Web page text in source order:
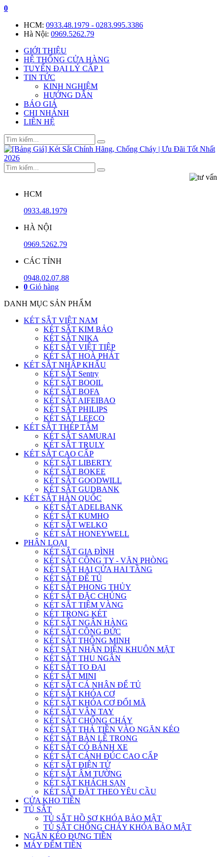
0
HCM: 0933.48.1979 - 0283.995.3386
Hà Nội: 0969.5262.79
GIỚI THIỆU
HỆ THỐNG CỬA HÀNG
TUYỂN ĐẠI LÝ CẤP 1
TIN TỨC
KINH NGHIỆM
HƯỚNG DẪN
BÁO GIÁ
CHI NHÁNH
LIÊN HỆ
HCM
0933.48.1979
HÀ NỘI
0969.5262.79
CÁC TỈNH
0948.02.07.88
0 Giỏ hàng
DANH MỤC SẢN PHẨM
KÉT SẮT VIỆT NAM
KÉT SẮT KIM BẢO
KÉT SẮT NIKA
KÉT SẮT VIỆT TIỆP
KÉT SẮT HOÀ PHÁT
KÉT SẮT NHẬP KHẨU
KÉT SẮT Sentry
KÉT SẮT BOOIL
KÉT SẮT BOFA
KÉT SẮT AIFEIBAO
KÉT SẮT PHILIPS
KÉT SẮT LEECO
KÉT SẮT THÉP TẤM
KÉT SẮT SAMURAI
KÉT SẮT TRULY
KÉT SẮT CAO CẤP
KÉT SẮT LIBERTY
KÉT SẮT BOKEE
KÉT SẮT GOODWILL
KÉT SẮT GUDBANK
KÉT SẮT HÀN QUỐC
KÉT SẮT ADELBANK
KÉT SẮT KUMHO
KÉT SẮT WELKO
KÉT SẮT HONEYWELL
PHÂN LOẠI
KÉT SẮT GIA ĐÌNH
KÉT SẮT CÔNG TY - VĂN PHÒNG
KÉT SẮT HAI CỬA HAI TẦNG
KÉT SẮT ĐỂ TỦ
KÉT SẮT PHONG THỦY
KÉT SẮT ĐẶC CHỦNG
KÉT SẮT TIỆM VÀNG
KÉT TRONG KÉT
KÉT SẮT NGÂN HÀNG
KÉT SẮT CÔNG ĐỨC
KÉT SẮT THÔNG MINH
KÉT SẮT NHẬN DIỆN KHUÔN MẶT
KÉT SẮT THU NGÂN
KÉT SẮT TO ĐẠI
KÉT SẮT MINI
KÉT SẮT CÁ NHÂN ĐỂ TỦ
KÉT SẮT KHÓA CƠ
KÉT SẮT KHÓA CƠ ĐỔI MÃ
KÉT SẮT VÂN TAY
KÉT SẮT CHỐNG CHÁY
KÉT SẮT THẢ TIỀN VÀO NGĂN KÉO
KÉT SẮT BÀN LỀ TRONG
KÉT SẮT CÓ BÁNH XE
KÉT SẮT CÁNH ĐÚC CAO CẤP
KÉT SẮT ĐIỆN TỬ
KÉT SẮT ÂM TƯỜNG
KÉT SẮT KHÁCH SẠN
KÉT SẮT ĐẶT THEO YÊU CẦU
CỬA KHO TIỀN
TỦ SẮT
TỦ SẮT HỒ SƠ KHÓA BẢO MẬT
TỦ SẮT CHỐNG CHÁY KHÓA BẢO MẬT
NGĂN KÉO ĐỰNG TIỀN
MÁY ĐẾM TIỀN